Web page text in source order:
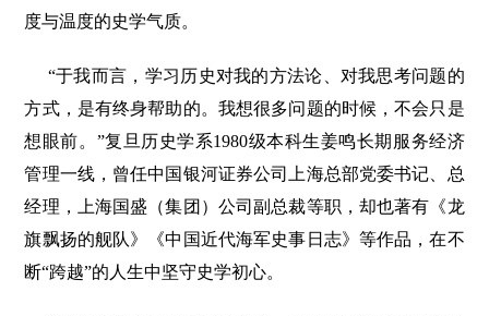
度与温度的史学气质。
“于我而言，学习历史对我的方法论、对我思考问题的
方式，是有终身帮助的。我想很多问题的时候，不会只是
想眼前。”复旦历史学系1980级本科生姜鸣长期服务经济
管理一线，曾任中国银河证券公司上海总部党委书记、总
经理，上海国盛（集团）公司副总裁等职，却也著有《龙
旗飘扬的舰队》《中国近代海军史事日志》等作品，在不
断“跨越”的人生中坚守史学初心。